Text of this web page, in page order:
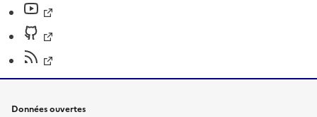
Données ouvertes